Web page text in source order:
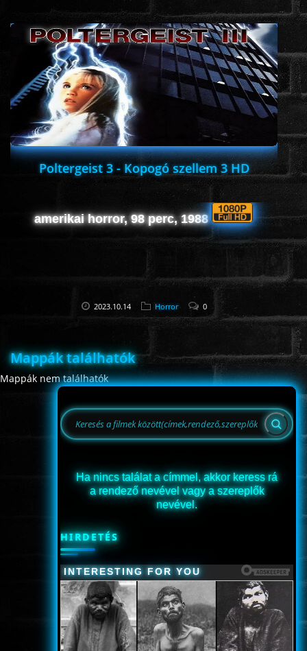
www.onlinefilmvilag2.eu,Copyright © 2017-2026 Az oldal nem tárol
semmilyen jogsértő tartalmat. Minden adat külső forrásból származik |
Frissítve: 2026.07.27
Fel ↑
Poltergeist 3 - Kopogó szellem 3 HD
amerikai horror, 98 perc, 1988
2023.10.14 Horror 0
Mappák találhatók
Mappák nem találhatók
Ha nincs találat a címmel, akkor keress rá
a rendező nevével vagy a szereplők
nevével.
HIRDETÉS